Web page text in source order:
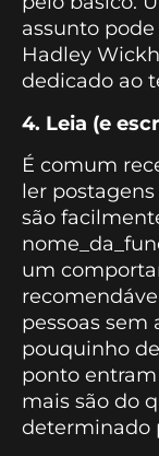
assunto
Hadley
dedicado ao
4. Leia (e
É comum
ler
são
um
pessoas
pouquinho
ponto
mais são do
determinado